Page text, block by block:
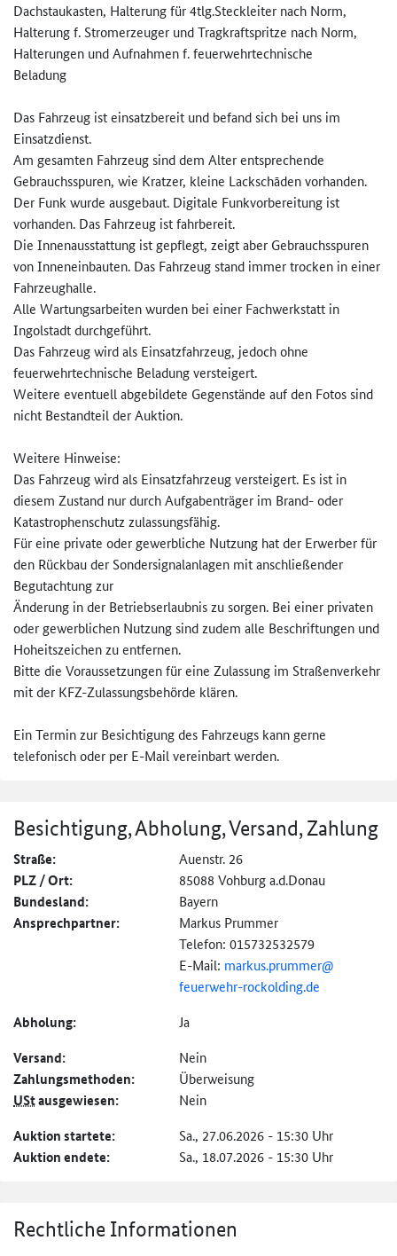
Dachstaukasten, Halterung für 4tlg.Steckleiter nach Norm,
Halterung f. Stromerzeuger und Tragkraftspritze nach Norm,
Halterungen und Aufnahmen f. feuerwehrtechnische
Beladung
Das Fahrzeug ist einsatzbereit und befand sich bei uns im
Einsatzdienst.
Am gesamten Fahrzeug sind dem Alter entsprechende
Gebrauchsspuren, wie Kratzer, kleine Lackschāden vorhanden.
Der Funk wurde ausgebaut. Digitale Funkvorbereitung ist
vorhanden. Das Fahrzeug ist fahrbereit.
Die Innenausstattung ist gepflegt, zeigt aber Gebrauchsspuren
von Inneneinbauten. Das Fahrzeug stand immer trocken in einer
Fahrzeughalle.
Alle Wartungsarbeiten wurden bei einer Fachwerkstatt in
Ingolstadt durchgeführt.
Das Fahrzeug wird als Einsatzfahrzeug, jedoch ohne
feuerwehrtechnische Beladung versteigert.
Weitere eventuell abgebildete Gegenstände auf den Fotos sind
nicht Bestandteil der Auktion.
Weitere Hinweise:
Das Fahrzeug wird als Einsatzfahrzeug versteigert. Es ist in
diesem Zustand nur durch Aufgabenträger im Brand- oder
Katastrophenschutz zulassungsfähig.
Für eine private oder gewerbliche Nutzung hat der Erwerber für
den Rückbau der Sondersignalanlagen mit anschließender
Begutachtung zur
Änderung in der Betriebserlaubnis zu sorgen. Bei einer privaten
oder gewerblichen Nutzung sind zudem alle Beschriftungen und
Hoheitszeichen zu entfernen.
Bitte die Voraussetzungen für eine Zulassung im Straßenverkehr
mit der KFZ-Zulassungsbehörde klären.
Ein Termin zur Besichtigung des Fahrzeugs kann gerne
telefonisch oder per E-Mail vereinbart werden.
Besichtigung, Abholung, Versand, Zahlung
Straße: Auenstr. 26
PLZ / Ort: 85088 Vohburg a.d.Donau
Bundesland: Bayern
Ansprechpartner:
Markus Prummer
Telefon: 015732532579
E-Mail: markus.prummer@
feuerwehr-rockolding.de
Abholung: Ja
Versand: Nein
Zahlungs­methoden: Überweisung
UStausgewiesen: Nein
Auktion startete: Sa., 27.06.2026 - 15:30 Uhr
Auktion endete: Sa., 18.07.2026 - 15:30 Uhr
Rechtliche Informationen